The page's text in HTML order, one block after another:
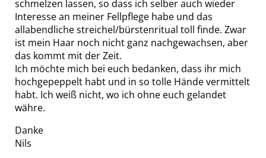
schmelzen lassen, so dass ich selber auch wieder
Interesse an meiner Fellpflege habe und das
allabendliche streichel/bürstenritual toll finde. Zwar
ist mein Haar noch nicht ganz nachgewachsen, aber
das kommt mit der Zeit.
Ich möchte mich bei euch bedanken, dass ihr mich
hochgepeppelt habt und in so tolle Hände vermittelt
habt. Ich weiß nicht, wo ich ohne euch gelandet
währe.
Danke
Nils